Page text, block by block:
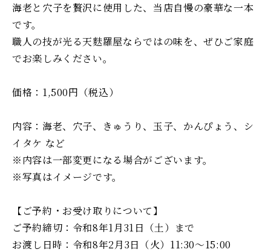
海老と穴子を贅沢に使用した、当店自慢の豪華な一本
です。
職人の技が光る天麩羅屋ならではの味を、ぜひご家庭
でお楽しみください。
価格：1,500円（税込）
内容：海老、穴子、きゅうり、玉子、かんぴょう、シ
イタケ など
※内容は一部変更になる場合がございます。
※写真はイメージです。
【ご予約・お受け取りについて】
ご予約締切：令和8年1月31日（土）まで
お渡し日時：令和8年2月3日（火）11:30〜15:00